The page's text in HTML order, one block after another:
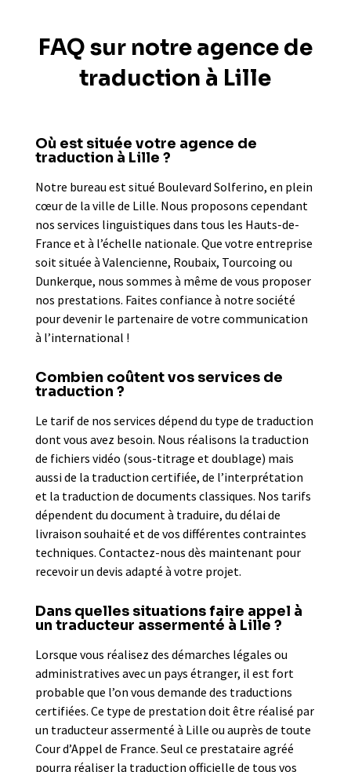
FAQ sur notre agence de
traduction à Lille
Où est située votre agence de
traduction à Lille ?
Notre bureau est situé Boulevard Solferino, en plein
cœur de la ville de Lille. Nous proposons cependant
nos services linguistiques dans tous les Hauts-de-
France et à l’échelle nationale. Que votre entreprise
soit située à Valencienne, Roubaix, Tourcoing ou
Dunkerque, nous sommes à même de vous proposer
nos prestations. Faites confiance à notre société
pour devenir le partenaire de votre communication
à l’international !
Combien coûtent vos services de
traduction ?
Le tarif de nos services dépend du type de traduction
dont vous avez besoin. Nous réalisons la traduction
de fichiers vidéo (sous-titrage et doublage) mais
aussi de la traduction certifiée, de l’interprétation
et la traduction de documents classiques. Nos tarifs
dépendent du document à traduire, du délai de
livraison souhaité et de vos différentes contraintes
techniques. Contactez-nous dès maintenant pour
recevoir un devis adapté à votre projet.
Dans quelles situations faire appel à
un traducteur assermenté à Lille ?
Lorsque vous réalisez des démarches légales ou
administratives avec un pays étranger, il est fort
probable que l’on vous demande des traductions
certifiées. Ce type de prestation doit être réalisé par
un traducteur assermenté à Lille ou auprès de toute
Cour d’Appel de France. Seul ce prestataire agréé
pourra réaliser la traduction officielle de tous vos